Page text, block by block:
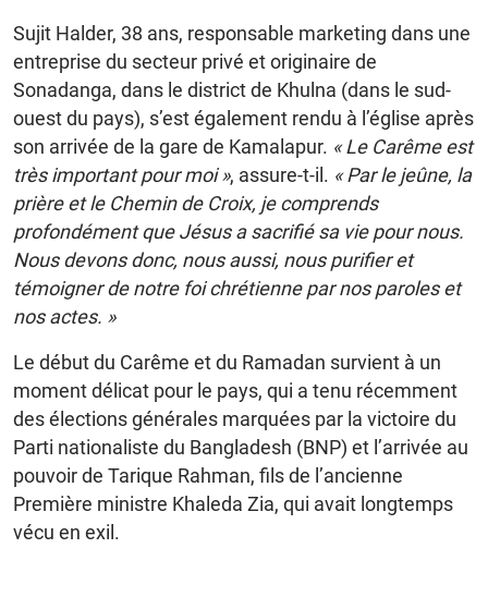
Sujit Halder, 38 ans, responsable marketing dans une
entreprise du secteur privé et originaire de
Sonadanga, dans le district de Khulna (dans le sud-
ouest du pays), s’est également rendu à l’église après
son arrivée de la gare de Kamalapur. « Le Carême est
très important pour moi », assure-t-il. « Par le jeûne, la
prière et le Chemin de Croix, je comprends
profondément que Jésus a sacrifié sa vie pour nous.
Nous devons donc, nous aussi, nous purifier et
témoigner de notre foi chrétienne par nos paroles et
nos actes. »
Le début du Carême et du Ramadan survient à un
moment délicat pour le pays, qui a tenu récemment
des élections générales marquées par la victoire du
Parti nationaliste du Bangladesh (BNP) et l’arrivée au
pouvoir de Tarique Rahman, fils de l’ancienne
Première ministre Khaleda Zia, qui avait longtemps
vécu en exil.